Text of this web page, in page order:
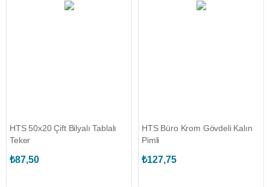
HTS 50x20 Çift Bilyalı Tablalı
Teker
₺87,50
HTS Büro Krom Gövdeli Kalın
Pimli
₺127,75